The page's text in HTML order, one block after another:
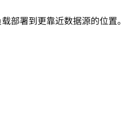
部署到更靠近数据源的位置。